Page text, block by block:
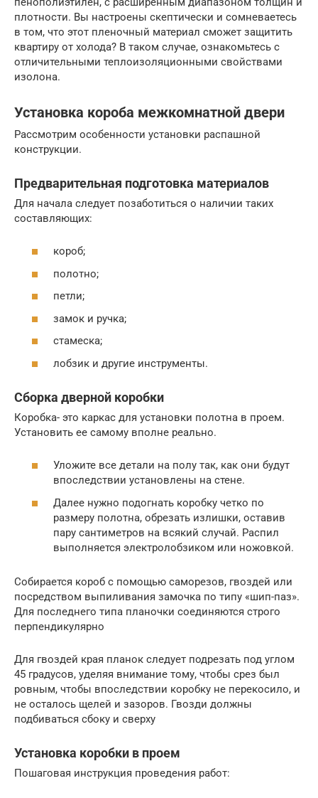
плотности. Вы настроены скептически и сомневаетесь
в том, что этот пленочный материал сможет защитить
квартиру от холода? В таком случае, ознакомьтесь с
отличительными теплоизоляционными свойствами
изолона.
Установка короба межкомнатной двери
Рассмотрим особенности установки распашной
конструкции.
Предварительная подготовка материалов
Для начала следует позаботиться о наличии таких
составляющих:
короб;
полотно;
петли;
замок и ручка;
стамеска;
лобзик и другие инструменты.
Сборка дверной коробки
Коробка- это каркас для установки полотна в проем.
Установить ее самому вполне реально.
Уложите все детали на полу так, как они будут
впоследствии установлены на стене.
Далее нужно подогнать коробку четко по
размеру полотна, обрезать излишки, оставив
пару сантиметров на всякий случай. Распил
выполняется электролобзиком или ножовкой.
Собирается короб с помощью саморезов, гвоздей или
посредством выпиливания замочка по типу «шип-паз».
Для последнего типа планочки соединяются строго
перпендикулярно
Для гвоздей края планок следует подрезать под углом
45 градусов, уделяя внимание тому, чтобы срез был
ровным, чтобы впоследствии коробку не перекосило, и
не осталось щелей и зазоров. Гвозди должны
подбиваться сбоку и сверху
Установка коробки в проем
Пошаговая инструкция проведения работ: